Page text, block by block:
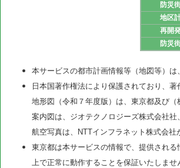
防災
地区
再開
防災
本サービスの都市計画情報等（地図等）
日本国著作権法により保護されており、
地形図（令和７年度版）は、東京都及び
案内図は、ジオテクノロジーズ株式会社
航空写真は、NTTインフラネット株式会社
東京都は本サービスの情報で、提供され
上で正常に動作することを保証いたしま